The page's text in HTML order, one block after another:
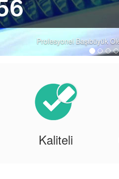
Kaliteli